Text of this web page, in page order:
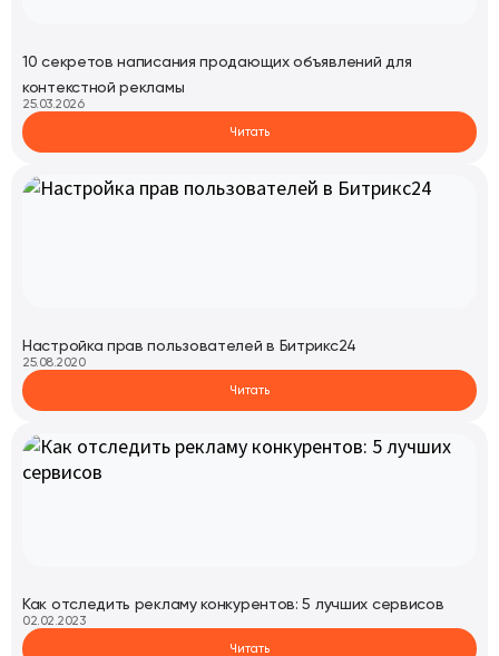
10 секретов написания продающих объявлений для
контекстной рекламы
25.03.2026
Читать
Настройка прав пользователей в Битрикс24
25.08.2020
Читать
Как отследить рекламу конкурентов: 5 лучших сервисов
02.02.2023
Читать